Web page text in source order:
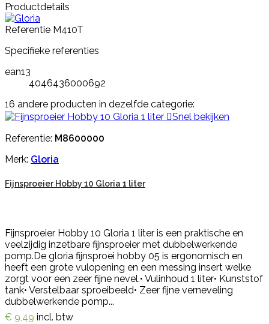
Productdetails
Referentie M410T
Specifieke referenties
ean13
4046436000692
16 andere producten in dezelfde categorie:
Snel bekijken
Referentie: M8600000
Merk: Gloria
Fijnsproeier Hobby 10 Gloria 1 liter
Fijnsproeier Hobby 10 Gloria 1 liter is een praktische en
veelzijdig inzetbare fijnsproeier met dubbelwerkende
pomp.De gloria fijnsproei hobby 05 is ergonomisch en
heeft een grote vulopening en een messing insert welke
zorgt voor een zeer fijne nevel.• Vulinhoud 1 liter• Kunststof
tank• Verstelbaar sproeibeeld• Zeer fijne verneveling
dubbelwerkende pomp...
€ 9,49 incl. btw